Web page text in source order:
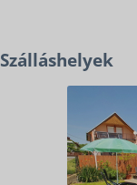
Szálláshelyek